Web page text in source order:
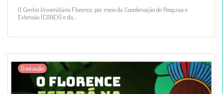
O Centro Universitário Florence, por meio da Coordenação de Pesquisa e
Extensão (CONEX) e da...
Graduação